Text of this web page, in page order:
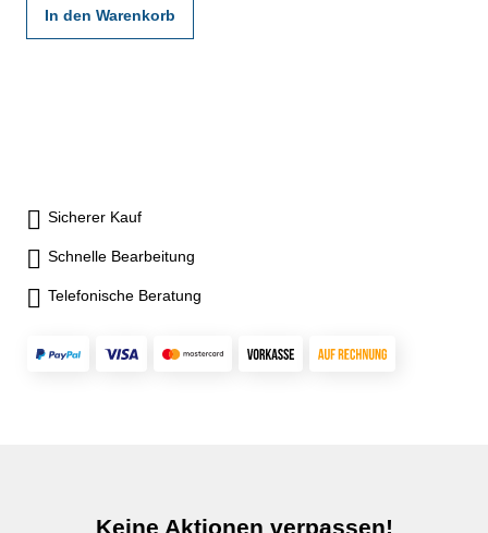
In den Warenkorb
Sicherer Kauf
Schnelle Bearbeitung
Telefonische Beratung
Keine Aktionen verpassen!